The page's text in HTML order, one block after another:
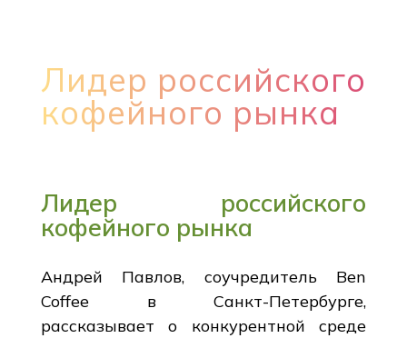
Лидер российского
кофейного рынка
Лидер российского
кофейного рынка
Андрей Павлов, соучредитель Ben
Coffee в Санкт-Петербурге,
рассказывает о конкурентной среде